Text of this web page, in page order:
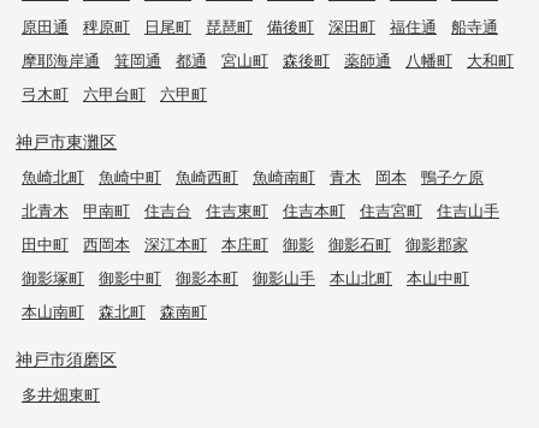
原田通
稗原町 日尾町 琵琶町 備後町 深田町 福住通
船寺通
摩耶海岸通
箕岡通 都通 宮山町 森後町 薬師通 八幡町
大和町
弓木町
六甲台町 六甲町
神戸市東灘区
魚崎北町 魚崎中町 魚崎西町 魚崎南町 青木 岡本
鴨子ケ原
北青木
甲南町 住吉台 住吉東町 住吉本町 住吉宮町
住吉山手
田中町
西岡本 深江本町 本庄町 御影 御影石町
御影郡家
御影塚町
御影中町 御影本町 御影山手 本山北町
本山中町
本山南町
森北町 森南町
神戸市須磨区
多井畑東町